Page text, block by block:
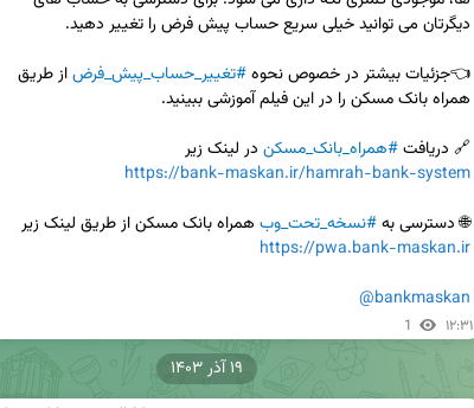
👈جزئیات بیشتر در خصوص نحوه #تغییر_حساب_پیش_فرض
🔗 دریافت #همراه_بانک_مسکن در لینک زیر
https://bank-maskan.ir/hamrah-bank-system
🌐 دسترسی به #نسخه_تحت_وب همراه بانک مسکن از طریق لینک زیر
https://pwa.bank-maskan.ir
@bankmaskan
1 ۱۲:۳۱
۱۹ آذر ۱۴۰۳